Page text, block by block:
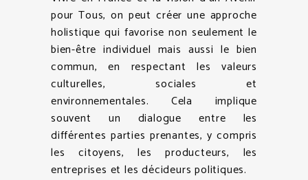
pour Tous, on peut créer une approche
holistique qui favorise non seulement le
bien-être individuel mais aussi le bien
commun, en respectant les valeurs
culturelles, sociales et
environnementales. Cela implique
souvent un dialogue entre les
différentes parties prenantes, y compris
les citoyens, les producteurs, les
entreprises et les décideurs politiques.